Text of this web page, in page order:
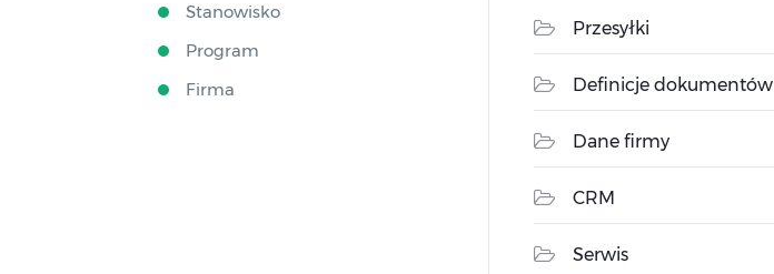
Przesyłki
Definicje dokumentów
Dane firmy
CRM
Serwis
Stanowisko
Program
Firma